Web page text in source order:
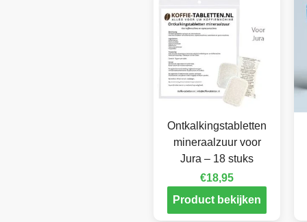
Ontkalkingstabletten
mineraalzuur voor
Jura – 18 stuks
€18,95
Product bekijken